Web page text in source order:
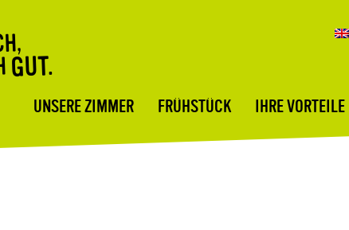
GUT.
UNSERE ZIMMER FRÜHSTÜCK IHRE VORTEILE